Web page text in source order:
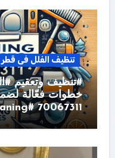
تنظيف الفلل فى قطر
#تنظيف وتعقيم
خطوات فعّالة
70067311 #cleaning #شركه #toilet